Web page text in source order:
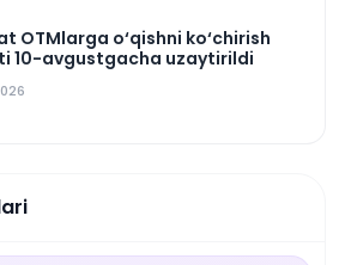
OTMlarga o‘qishni ko‘chirish
10-avgustgacha uzaytirildi